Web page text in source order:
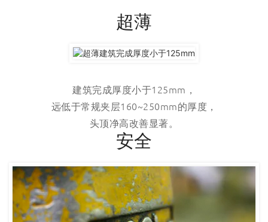
超薄
建筑完成厚度小于125mm，
远低于常规夹层160~250mm的厚度，
头顶净高改善显著。
安全